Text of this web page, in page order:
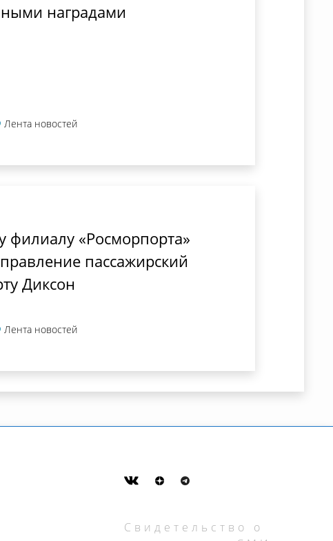
наградами
Лента новостей
филиалу «Росморпорта»
пассажирский
Диксон
Лента новостей
Свидетельство о